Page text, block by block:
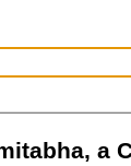
a